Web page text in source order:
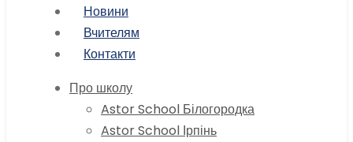
Новини
Вчителям
Контакти
Про школу
Astor School Білогородка
Astor School Ірпінь